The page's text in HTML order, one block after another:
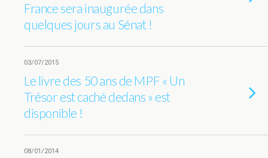
France sera inaugurée dans
quelques jours au Sénat !
03/07/2015
Le livre des 50 ans de MPF « Un
Trésor est caché dedans » est
disponible !
08/01/2014